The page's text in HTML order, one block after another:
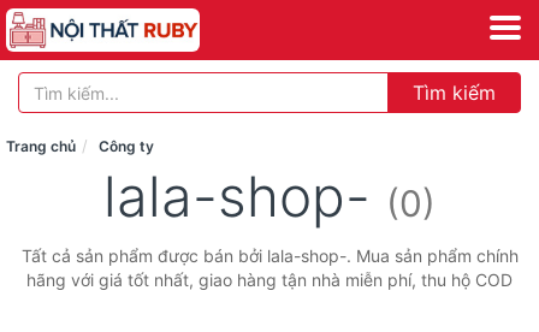
Tìm kiếm
Trang chủ Công ty
lala-shop- (0)
Tất cả sản phẩm được bán bởi lala-shop-. Mua sản phẩm chính
hãng với giá tốt nhất, giao hàng tận nhà miễn phí, thu hộ COD